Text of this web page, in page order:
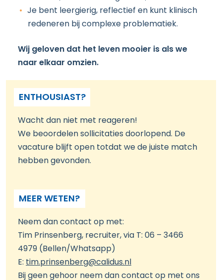
Je bent leergierig, reflectief en kunt klinisch
redeneren bij complexe problematiek.
Wij geloven dat het leven mooier is als we
naar elkaar omzien.
ENTHOUSIAST?
Wacht dan niet met reageren!
We beoordelen sollicitaties doorlopend. De
vacature blijft open totdat we de juiste match
hebben gevonden.
MEER WETEN?
Neem dan contact op met:
Tim Prinsenberg, recruiter, via T: 06 – 3466
4979 (Bellen/Whatsapp)
E: tim.prinsenberg@calidus.nl
Bij geen gehoor neem dan contact op met ons